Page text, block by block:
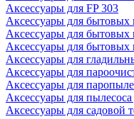
Аксессуары для FP 303
Аксессуары для бытовых
Аксессуары для бытовых
Аксессуары для бытовых
Аксессуары для
Аксессуары для
Аксессуары для
Аксессуары для
Аксессуары для садовой